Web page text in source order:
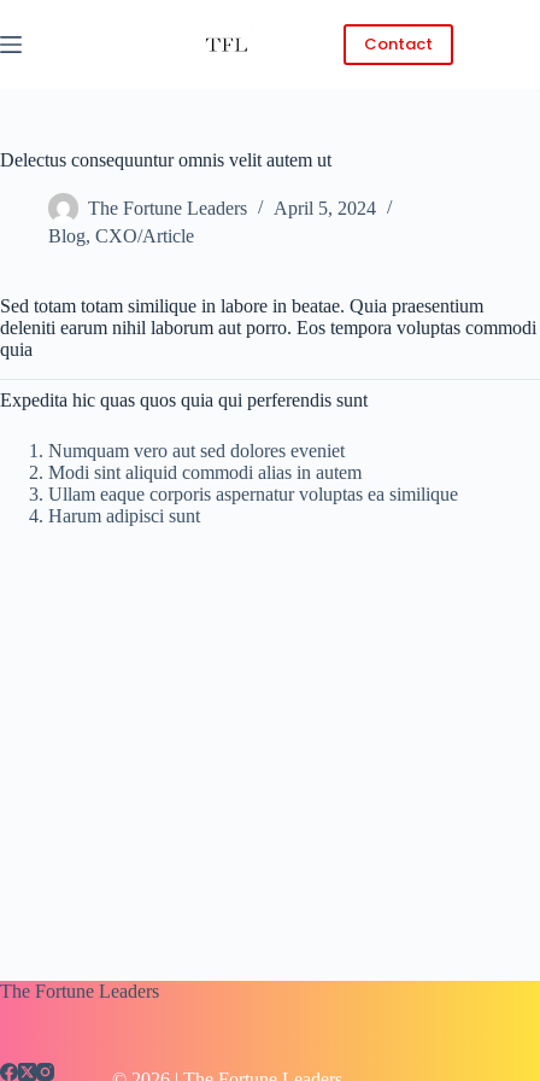
content
Contact
Delectus consequuntur omnis velit autem ut
The Fortune Leaders
April 5, 2024
Blog, CXO/Article
Sed totam totam similique in labore in beatae. Quia praesentium
deleniti earum nihil laborum aut porro. Eos tempora voluptas commodi
quia
Expedita hic quas quos quia qui perferendis sunt
Numquam vero aut sed dolores eveniet
Modi sint aliquid commodi alias in autem
Ullam eaque corporis aspernatur voluptas ea similique
Harum adipisci sunt
The Fortune Leaders